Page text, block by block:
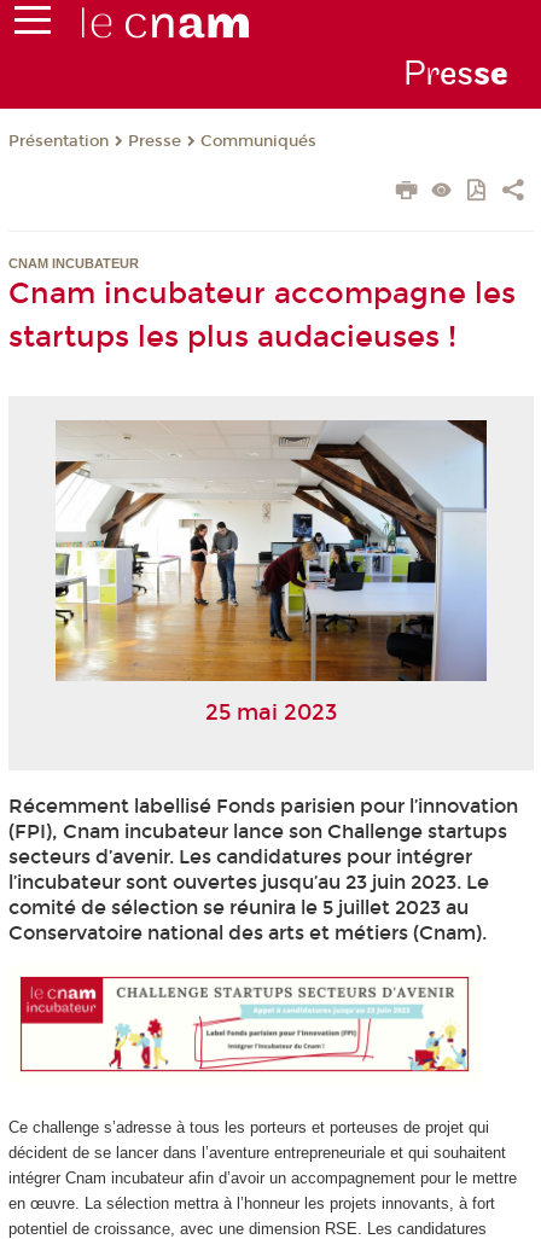
Presse
Présentation Presse Communiqués
CNAM INCUBATEUR
Cnam incubateur accompagne les
startups les plus audacieuses !
25 mai 2023
Récemment labellisé Fonds parisien pour l’innovation
(FPI), Cnam incubateur lance son Challenge startups
secteurs d’avenir. Les candidatures pour intégrer
l’incubateur sont ouvertes jusqu’au 23 juin 2023. Le
comité de sélection se réunira le 5 juillet 2023 au
Conservatoire national des arts et métiers (Cnam).
Ce challenge s’adresse à tous les porteurs et porteuses de projet qui
décident de se lancer dans l’aventure entrepreneuriale et qui souhaitent
intégrer Cnam incubateur afin d’avoir un accompagnement pour le mettre
en œuvre. La sélection mettra à l’honneur les projets innovants, à fort
potentiel de croissance, avec une dimension RSE. Les candidatures